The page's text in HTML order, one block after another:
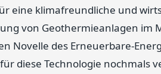
eine klimafreundliche und
von Geothermieanlagen im
Novelle des Erneuerbare-
diese Technologie nochmals